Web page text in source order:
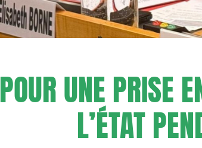
POUR UNE PRISE
L’ÉTAT